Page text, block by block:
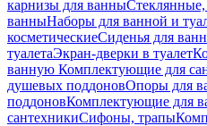
карнизы для ванны
ванныНаборы для ванной и
косметическиеСиденья для
туалетаЭкран-дверки в туалет
ванную Комплектующие для
душевых поддоновОпоры для
поддоновКомплектующие для
сантехникиСифоны, трапы